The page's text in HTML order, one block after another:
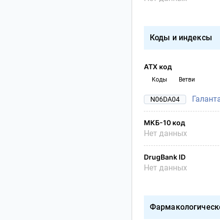
Коды и индексы
АТХ код
Коды Ветви
N06DA04
МКБ-10 код
Нет данных
DrugBank ID
Нет данных